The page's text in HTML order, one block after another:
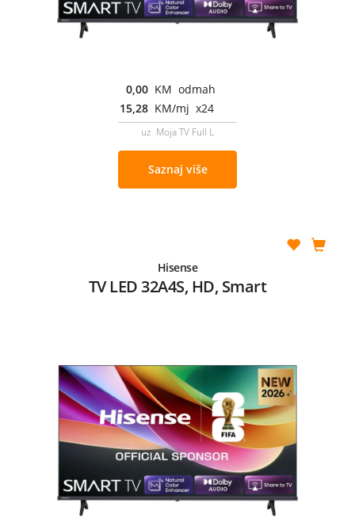
0,00 KM odmah
15,28 KM/mj x24
uz Moja TV Full L
Saznaj više
Hisense
TV LED 32A4S, HD, Smart